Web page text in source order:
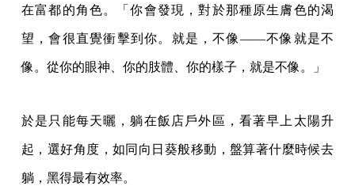
在富都的角色。「你會發現，對於那種原生膚色的渴
望，會很直覺衝擊到你。就是，不像——不像就是不
像。從你的眼神、你的肢體、你的樣子，就是不像。」
於是只能每天曬，躺在飯店戶外區，看著早上太陽升
起，選好角度，如同向日葵般移動，盤算著什麼時候去
躺，黑得最有效率。